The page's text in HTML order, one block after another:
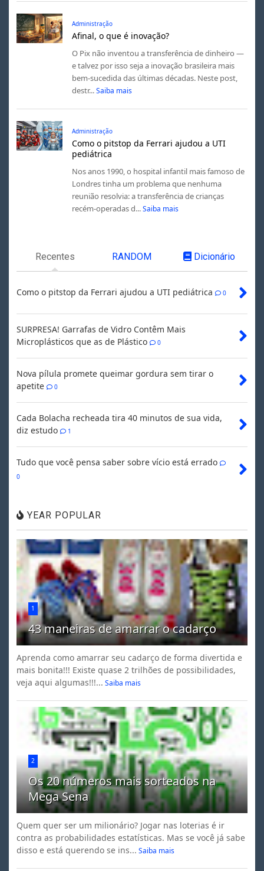
Administração
Afinal, o que é inovação?
O Pix não inventou a transferência de dinheiro —
e talvez por isso seja a inovação brasileira mais
bem-sucedida das últimas décadas. Neste post,
destr... Saiba mais
Administração
Como o pitstop da Ferrari ajudou a UTI
pediátrica
Nos anos 1990, o hospital infantil mais famoso de
Londres tinha um problema que nenhuma
reunião resolvia: a transferência de crianças
recém-operadas d... Saiba mais
Recentes RANDOM Dicionário
Como o pitstop da Ferrari ajudou a UTI pediátrica 0
SURPRESA! Garrafas de Vidro Contêm Mais
Microplásticos que as de Plástico
0
Nova pílula promete queimar gordura sem tirar o
apetite
0
Cada Bolacha recheada tira 40 minutos de sua vida,
diz estudo
1
Tudo que você pensa saber sobre vício está errado
0
YEAR POPULAR
1
43 maneiras de amarrar o cadarço
Aprenda como amarrar seu cadarço de forma divertida e
mais bonita!!! Existe quase 2 trilhões de possibilidades,
veja aqui algumas!!!... Saiba mais
2
Os 20 números mais sorteados na
Mega Sena
Quem quer ser um milionário? Jogar nas loterias é ir
contra as probabilidades estatísticas. Mas se você já sabe
disso e está querendo se ins... Saiba mais